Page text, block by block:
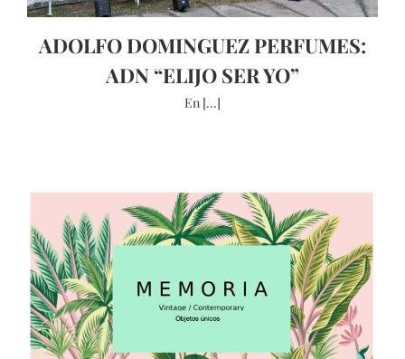
ADOLFO DOMINGUEZ PERFUMES:
ADN “ELIJO SER YO”
En [...]